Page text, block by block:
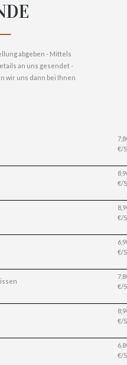
abgeben - Mittels
an uns gesendet -
wir uns dann bei Ihnen
€/
€/
€/
€/
€/
€/
€/